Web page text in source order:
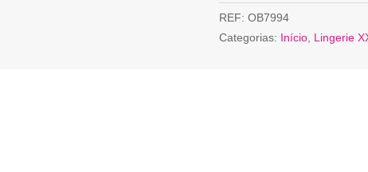
REF: OB7994
Categorias: Início, Lingerie